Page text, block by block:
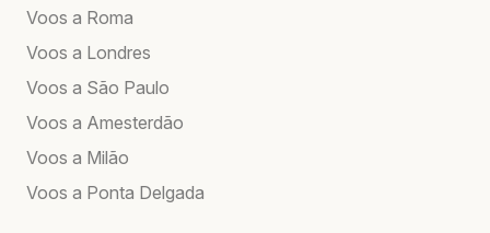
Voos a Roma
Voos a Londres
Voos a São Paulo
Voos a Amesterdão
Voos a Milão
Voos a Ponta Delgada